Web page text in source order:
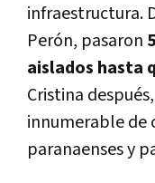
infraestructura.
Perón, pasaron
aislados hasta
Cristina
innumerable de
paranaenses y